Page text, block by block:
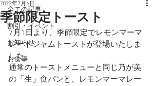
全ての記事
割引・イベント
お知らせ
お食事
季節限定トースト
2022年7月6日
7月1日より、季節限定でレモンマーマ
レードジャムトーストが登場いたしま
した。
通常のトーストメニューと同じ乃が美
の「生」食パンと、レモンマーマレー